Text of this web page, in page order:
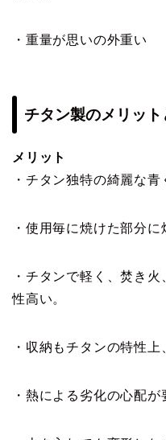
・重量が思いの外重い
チタン製のメリット
メリット
・チタン独特の綺麗な
・使用毎に焼けた部分
・チタンで軽く、焚き
性高い。
・収納もチタンの特性
・熱による劣化の心配が